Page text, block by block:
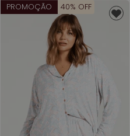
PROMOÇÃO 40% OFF